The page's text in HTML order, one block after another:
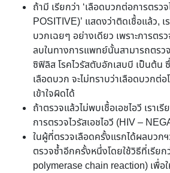
ถ้ามี เรียกว่า ‘เลือดบวกต่อการตรว
POSITIVE)’ แสดงว่าติดเชื้อแล้ว, เ
บวกเฉยๆ อย่างเดียว เพราะการตร
ลบในทางการแพทย์นั้นสามารถตรวจ
ซิฟิลิส โรคไวรัสตับอักเสบบี เป็นต้น
เลือดบวก จะไม่ทราบว่าเลือดบวกต่อ
เข้าใจผิดได้
ถ้าตรวจแล้วไม่พบเชื้อเอชไอวี เราเ
การตรวจไวรัสเอชไอวี (HIV –
ในผู้ที่ตรวจเลือดครั้งแรกได้ผลบวก
ตรวจซ้ำอีกครั้งหนึ่งโดยใช้วิธีที่เรีย
polymerase chain reaction) เพื่อ